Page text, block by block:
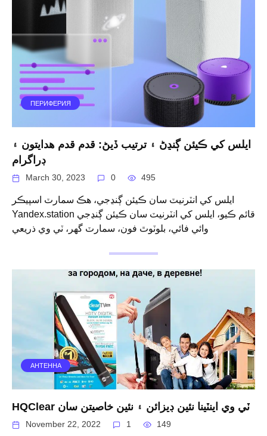
ПЕРИФЕРИЯ
ايلس کي ڪيئن ڳنڍڻ ۽ ترتيب ڏيڻ: قدم قدم هدايتون ۽
ڊراگرام
March 30, 2023 0 495
ايلس کي انٽرنيٽ سان ڪيئن ڳنڍجي، هڪ سمارٽ اسپيڪر
Yandex.station قائم ڪيو، ايلس کي انٽرنيٽ سان ڪيئن ڳنڍجي
وائي فائي، بلوٽوٿ فون، سمارٽ گهر، ٽي وي ذريعي
АНТЕННА
HQClear ٽي وي اينٽينا نئين ڊيزائن ۽ نئين خاصيتن سان
November 22, 2022 1 149